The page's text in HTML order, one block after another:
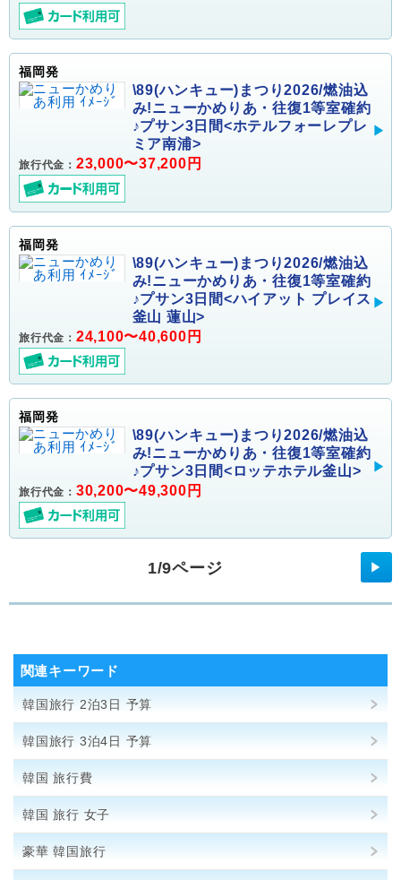
福岡発
\89(ハンキュー)まつり2026/燃油込
み!ニューかめりあ・往復1等室確約
♪プサン3日間<ホテルフォーレプレ
ミア南浦>
旅行代金： 23,000〜37,200円
福岡発
\89(ハンキュー)まつり2026/燃油込
み!ニューかめりあ・往復1等室確約
♪プサン3日間<ハイアット プレイス
釜山 蓮山>
旅行代金： 24,100〜40,600円
福岡発
\89(ハンキュー)まつり2026/燃油込
み!ニューかめりあ・往復1等室確約
♪プサン3日間<ロッテホテル釜山>
旅行代金： 30,200〜49,300円
1/9ページ ▶
関連キーワード
韓国旅行 2泊3日 予算
韓国旅行 3泊4日 予算
韓国 旅行費
韓国 旅行 女子
豪華 韓国旅行